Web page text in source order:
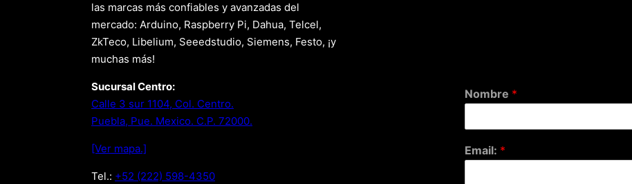
las marcas más confiables y avanzadas del
mercado: Arduino, Raspberry Pi, Dahua, Telcel,
ZkTeco, Libelium, Seeedstudio, Siemens, Festo, ¡y
muchas más!
Sucursal Centro:
Calle 3 sur 1104, Col. Centro.
Puebla, Pue. Mexico. C.P. 72000.
[Ver mapa.]
Tel.: +52 (222) 598-4350
Nombre *
Email: *